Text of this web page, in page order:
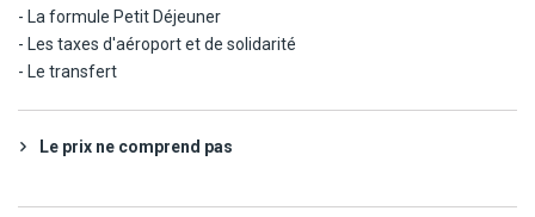
- La formule Petit Déjeuner
- Les taxes d'aéroport et de solidarité
- Le transfert
Le prix ne comprend pas